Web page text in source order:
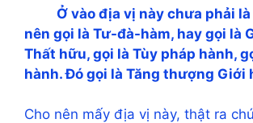
Ở vào địa vị này chưa phải là
nên gọi là Tư-đà-hàm, hay gọi là
Thất hữu, gọi là Tùy pháp hành,
hành. Đó gọi là Tăng thượng Giới
Cho nên mấy địa vị này, thật ra